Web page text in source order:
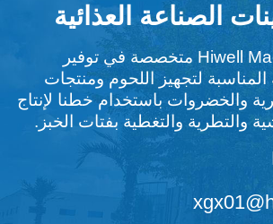
الصناعة العذائية
شركة Hiwell Machinery متخصصة في توفير
المناسبة لتجهيز اللحوم ومنتجات
والخضروات باستخدام خطنا لإنتاج
والتطرية والتغطية بفتات الخبز.